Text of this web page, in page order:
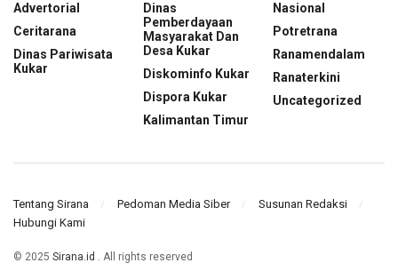
Advertorial
Ceritarana
Dinas Pariwisata
Kukar
Dinas
Pemberdayaan
Masyarakat Dan
Desa Kukar
Diskominfo Kukar
Dispora Kukar
Kalimantan Timur
Nasional
Potretrana
Ranamendalam
Ranaterkini
Uncategorized
Tentang Sirana Pedoman Media Siber
Susunan Redaksi
Hubungi Kami
© 2025 Sirana.id . All rights reserved